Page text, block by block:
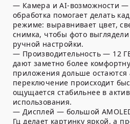
— Камера и AI-возможности —
обработка помогает делать
режиме: выравнивает цвет,
снимка, чтобы фото
ручной настройки.
— Производительность — 12
дают заметно более
приложения дольше остаются
переключение происходит
ощущается стабильнее в
использования.
— Дисплей — большой
Гц делает картинку яркой, а